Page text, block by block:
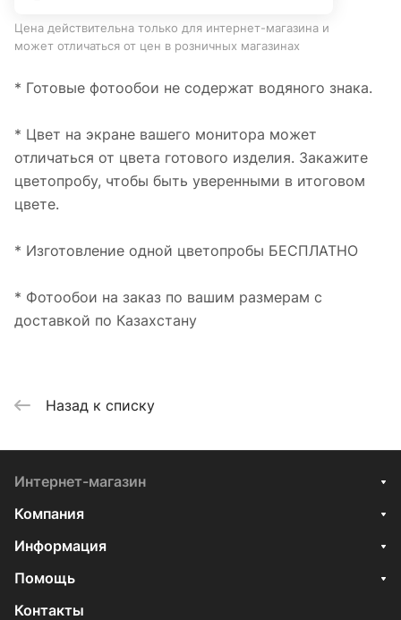
Цена действительна только для интернет-магазина и
может отличаться от цен в розничных магазинах
* Готовые фотообои не содержат водяного знака.
* Цвет на экране вашего монитора может
отличаться от цвета готового изделия. Закажите
цветопробу, чтобы быть уверенными в итоговом
цвете.
* Изготовление одной цветопробы БЕСПЛАТНО
* Фотообои на заказ по вашим размерам с
доставкой по Казахстану
Назад к списку
Интернет-магазин
Компания
Информация
Помощь
Контакты